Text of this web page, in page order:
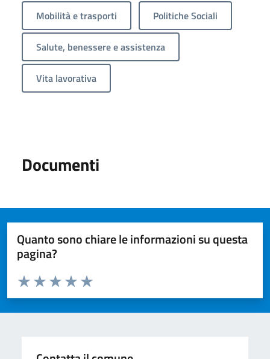
Mobilità e trasporti Politiche Sociali
Salute, benessere e assistenza
Vita lavorativa
Documenti
Quanto sono chiare le informazioni su questa
pagina?
Valuta da 1 a 5 stelle la pagina
Valuta 5 stelle su 5
Valuta 4 stelle su 5
Valuta 3 stelle su 5
Valuta 2 stelle su 5
Valuta 1 stelle su 5